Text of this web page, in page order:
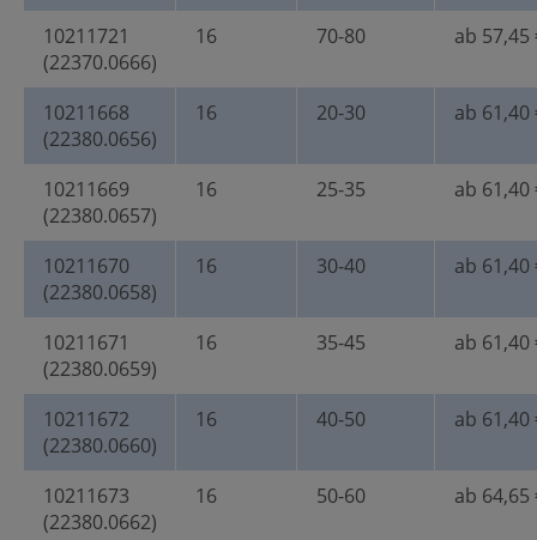
10211721
(22370.0666)
16 70-80 ab 57,45
10211668
(22380.0656)
16 20-30 ab 61,40
10211669
(22380.0657)
16 25-35 ab 61,40
10211670
(22380.0658)
16 30-40 ab 61,40
10211671
(22380.0659)
16 35-45 ab 61,40
10211672
(22380.0660)
16 40-50 ab 61,40
10211673
(22380.0662)
16 50-60 ab 64,65